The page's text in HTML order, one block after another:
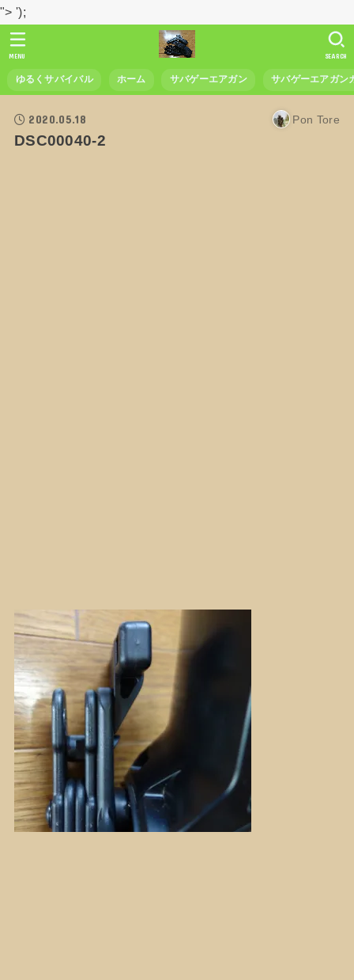
"> ');
ゆるくサバイバル ホーム サバゲーエアガン サバゲーエアガン
SEARCH
MENU
2020.05.18 Pon Tore
DSC00040-2